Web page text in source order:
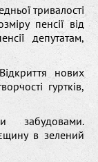
тривалості
пенсії від
депутатам,
нових
гуртків,
забудовами.
в зелений